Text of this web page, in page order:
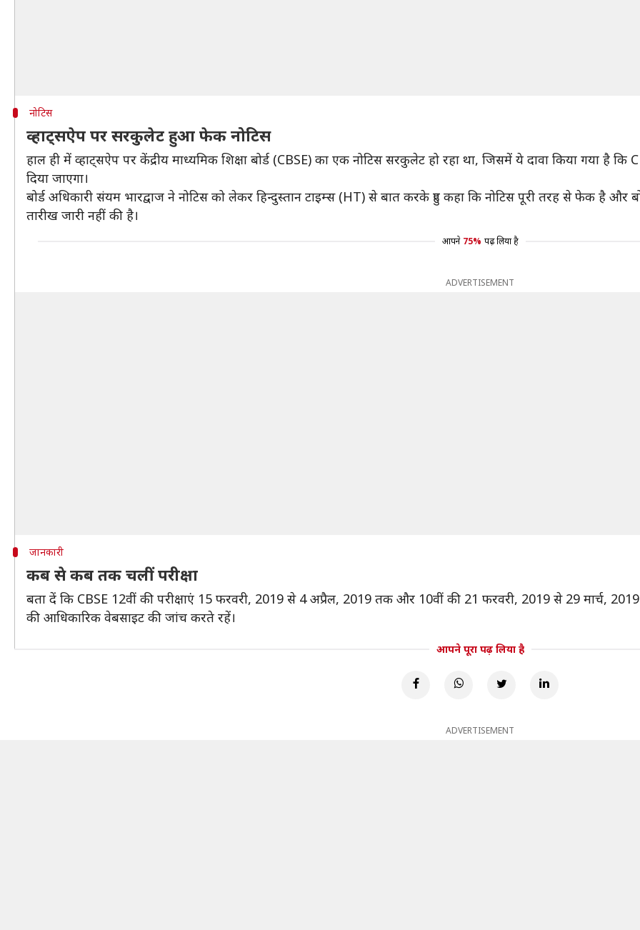
नोटिस
व्हाट्सऐप पर सरकुलेट हुआ फेक नोटिस
हाल ही में व्हाट्सऐप पर केंद्रीय माध्यमिक शिक्षा बोर्ड (CBSE) का एक नोटिस सरकुलेट हो रहा था, जिसमें ये दावा किया गया है कि
दिया जाएगा।
बोर्ड अधिकारी संयम भारद्वाज ने नोटिस को लेकर हिन्दुस्तान टाइम्स (HT) से बात करके हुए कहा कि नोटिस पूरी तरह से फेक है और
तारीख जारी नहीं की है।
आपने 75% पढ़ लिया है
ADVERTISEMENT
जानकारी
कब से कब तक चलीं परीक्षा
बता दें कि CBSE 12वीं की परीक्षाएं 15 फरवरी, 2019 से 4 अप्रैल, 2019 तक और 10वीं की 21 फरवरी, 2019 से 29 मार्च,
की आधिकारिक वेबसाइट की जांच करते रहें।
आपने पूरा पढ़ लिया है
ADVERTISEMENT